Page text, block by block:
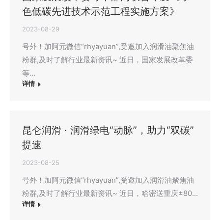
色低碳先进技术示范工程实施方案》
2023-08-29
号外！加阿元微信“rhyayuan”,受邀加入润滑油聚焦油
粉群,及时了解行业最新资讯~ 近日，国家发展改革委
等…
详情
昆仑润滑 · 润滑绿电“动脉”，助力“双碳”
提速
2023-08-25
号外！加阿元微信“rhyayuan”,受邀加入润滑油聚焦油
粉群,及时了解行业最新资讯~ 近日，哈密送重庆±80…
详情